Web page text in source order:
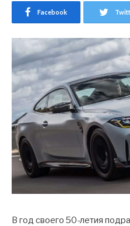
Facebook
В год своего 50-летия